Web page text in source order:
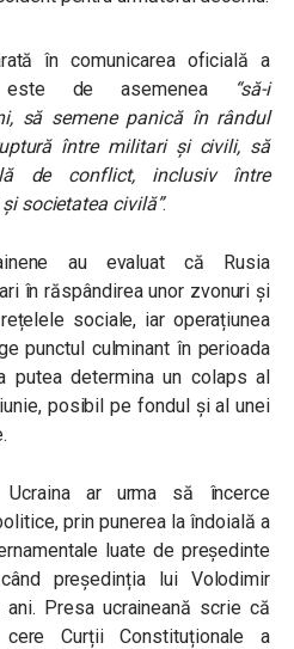
în comunicarea oficială a
este de asemenea
“să-i
să semene panică în rândul
între militari și civili, să
de conflict, inclusiv între
societatea civilă”.
au evaluat că Rusia
în răspândirea unor zvonuri și
sociale, iar operațiunea
punctul culminant în perioada
putea determina un colaps al
posibil pe fondul și al unei
ar urma să încerce
prin punerea la îndoială a
luate de președinte
președinția lui Volodimir
Presa ucraineană scrie că
Curții Constituționale a